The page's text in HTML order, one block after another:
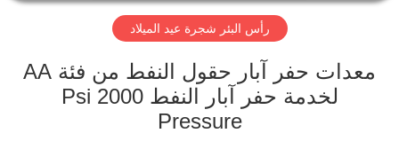
في
المعمل
رأس البئر شجرة عيد الميلاد
معدات حفر آبار حقول النفط من فئة AA
لخدمة حفر آبار النفط 2000 Psi
Pressure